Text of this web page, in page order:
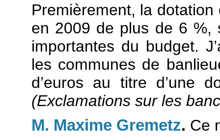
Premièrement, la
en 2009 de plus de 6 %,
importantes du budget.
les communes de
d’euros au titre d’une
(Exclamations sur les
M. Maxime Gremetz. Ce